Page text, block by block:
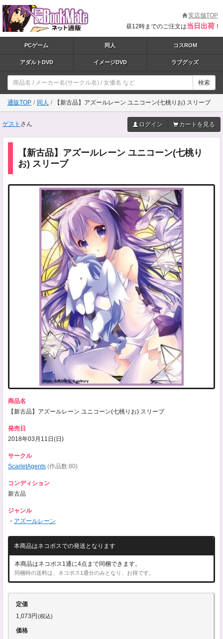
実店舗TOP
昼12時までのご注文は当日出荷 ！
PCゲーム 同人 コスROM
アダルトDVD イメージDVD ラブグッズ
検索
通販TOP 同人 【新古品】アズールレーン ユニコーン(七桃りお) スリーブ
ゲスト さん ログイン カートを見る
【新古品】アズールレーン ユニコーン(七桃り
お) スリーブ
商品名
【新古品】アズールレーン ユニコーン(七桃りお) スリーブ
発売日
2018年03月11日(日)
サークル
ScarletAgents (作品数:80)
コンディション
新古品
ジャンル
・ アズールレーン
本商品はネコポスでの発送となります
本商品はネコポス1通に4点まで同梱できます。
同梱時の送料は、ネコポス1通分のみとなり、お得です。
定価
1,073円 (税込)
価格